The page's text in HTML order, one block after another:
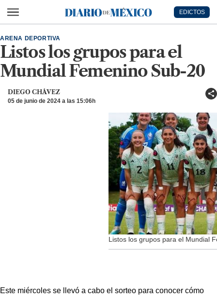
Diario de México
EDICTOS
Listos los grupos para el
Mundial Femenino Sub-20
ARENA DEPORTIVA
DIEGO CHÁVEZ
05 de junio de 2024 a las 15:06h
Listos los grupos para el Mundial
Este miércoles se llevó a cabo el sorteo para conocer cómo